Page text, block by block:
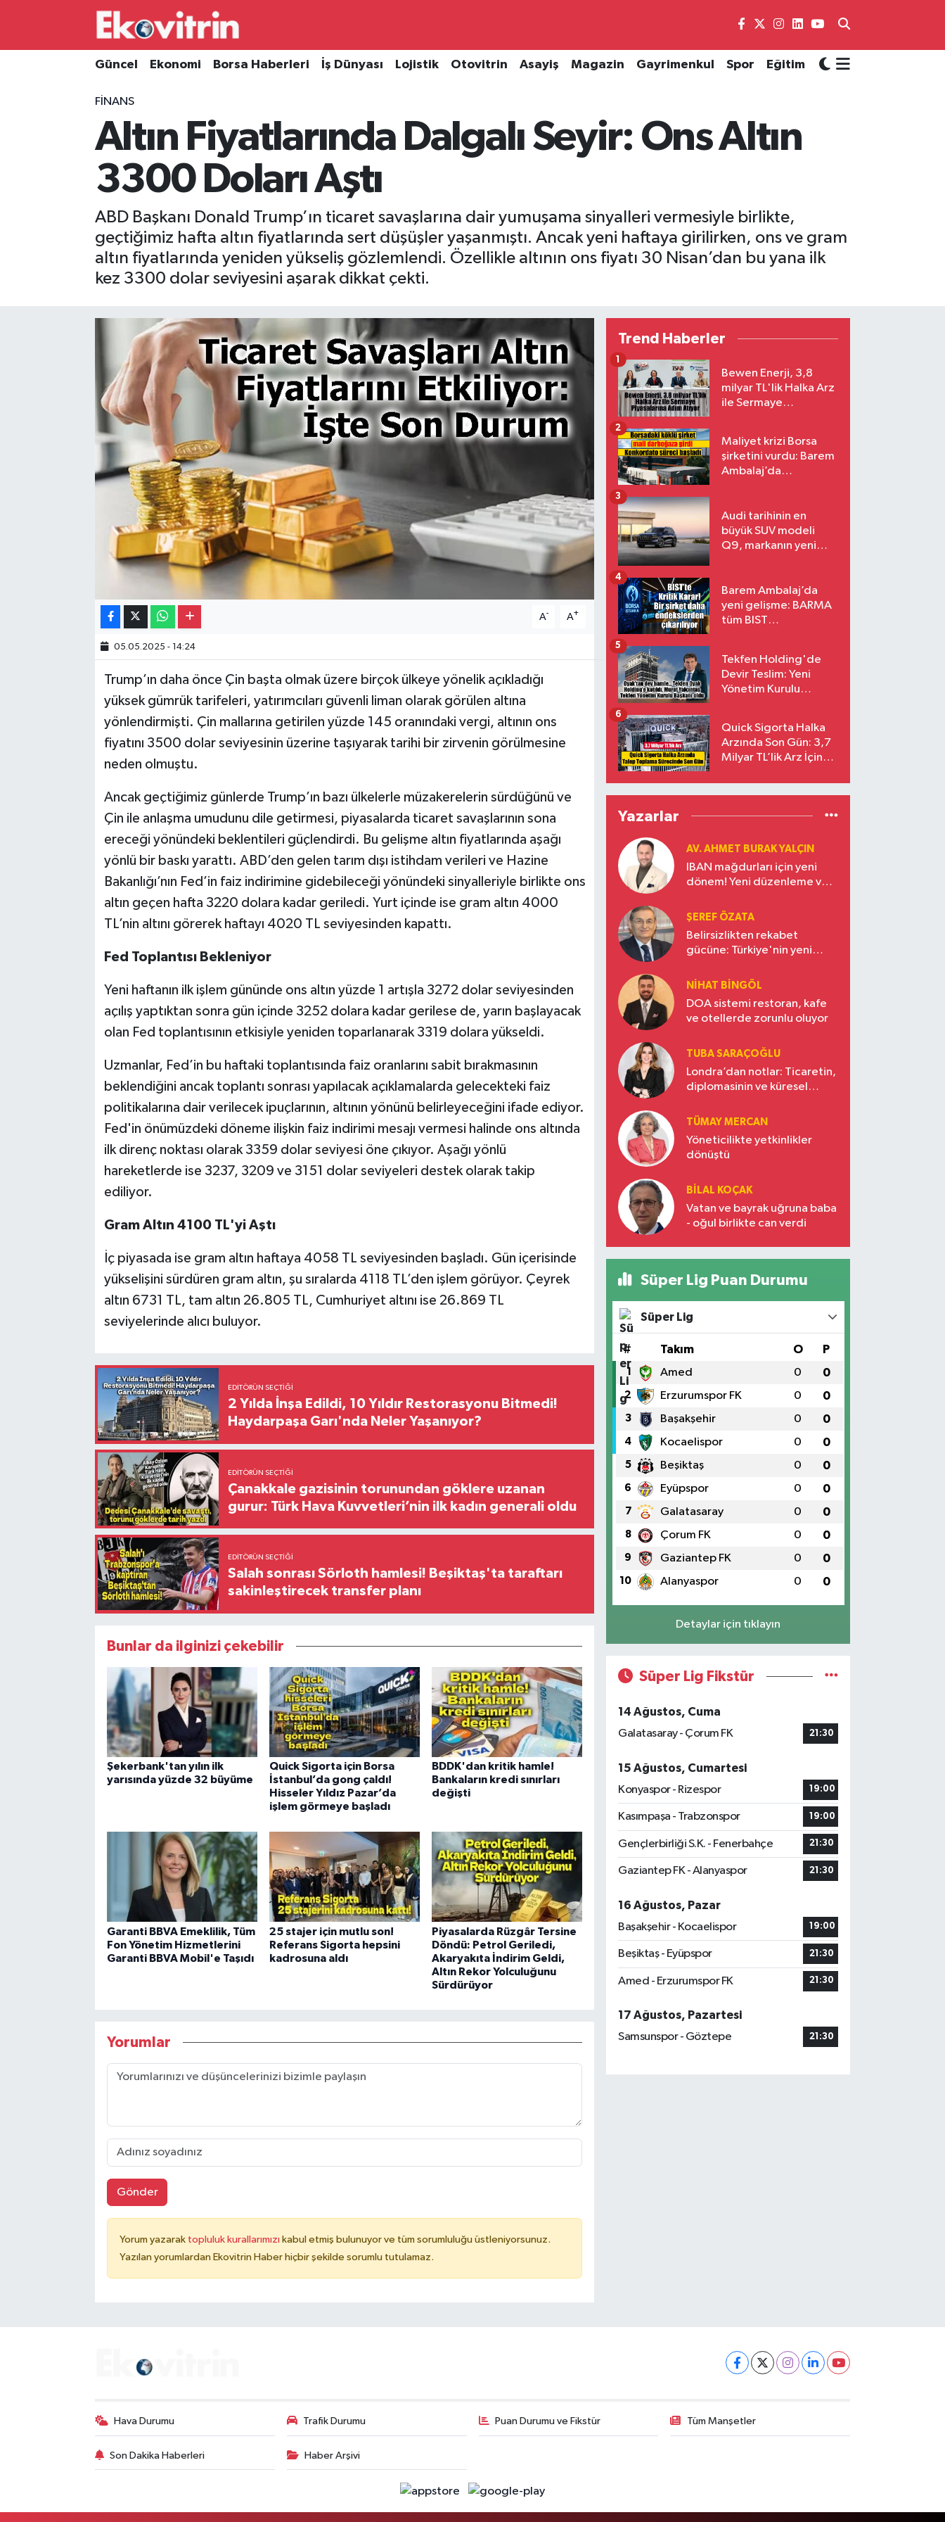
Güncel Ekonomi Borsa Haberleri İş Dünyası Lojistik Otovitrin Asayiş Magazin Gayrimenkul Spor Eğitim
FINANS
Altın Fiyatlarında Dalgalı Seyir: Ons Altın
3300 Doları Aştı
ABD Başkanı Donald Trump’ın ticaret savaşlarına dair yumuşama sinyalleri vermesiyle birlikte,
geçtiğimiz hafta altın fiyatlarında sert düşüşler yaşanmıştı. Ancak yeni haftaya girilirken, ons ve gram
altın fiyatlarında yeniden yükseliş gözlemlendi. Özellikle altının ons fiyatı 30 Nisan’dan bu yana ilk
kez 3300 dolar seviyesini aşarak dikkat çekti.
A- A+
05.05.2025 - 14:24
Trump’ın daha önce Çin başta olmak üzere birçok ülkeye yönelik açıkladığı
yüksek gümrük tarifeleri, yatırımcıları güvenli liman olarak görülen altına
yönlendirmişti. Çin mallarına getirilen yüzde 145 oranındaki vergi, altının ons
fiyatını 3500 dolar seviyesinin üzerine taşıyarak tarihi bir zirvenin görülmesine
neden olmuştu.
Ancak geçtiğimiz günlerde Trump’ın bazı ülkelerle müzakerelerin sürdüğünü ve
Çin ile anlaşma umudunu dile getirmesi, piyasalarda ticaret savaşlarının sona
ereceği yönündeki beklentileri güçlendirdi. Bu gelişme altın fiyatlarında aşağı
yönlü bir baskı yarattı. ABD’den gelen tarım dışı istihdam verileri ve Hazine
Bakanlığı’nın Fed’in faiz indirimine gidebileceği yönündeki sinyalleriyle birlikte ons
altın geçen hafta 3220 dolara kadar geriledi. Yurt içinde ise gram altın 4000
TL’nin altını görerek haftayı 4020 TL seviyesinden kapattı.
Fed Toplantısı Bekleniyor
Yeni haftanın ilk işlem gününde ons altın yüzde 1 artışla 3272 dolar seviyesinden
açılış yaptıktan sonra gün içinde 3252 dolara kadar gerilese de, yarın başlayacak
olan Fed toplantısının etkisiyle yeniden toparlanarak 3319 dolara yükseldi.
Uzmanlar, Fed’in bu haftaki toplantısında faiz oranlarını sabit bırakmasının
beklendiğini ancak toplantı sonrası yapılacak açıklamalarda gelecekteki faiz
politikalarına dair verilecek ipuçlarının, altının yönünü belirleyeceğini ifade ediyor.
Fed'in önümüzdeki döneme ilişkin faiz indirimi mesajı vermesi halinde ons altında
ilk direnç noktası olarak 3359 dolar seviyesi öne çıkıyor. Aşağı yönlü
hareketlerde ise 3237, 3209 ve 3151 dolar seviyeleri destek olarak takip
ediliyor.
Gram Altın 4100 TL'yi Aştı
İç piyasada ise gram altın haftaya 4058 TL seviyesinden başladı. Gün içerisinde
yükselişini sürdüren gram altın, şu sıralarda 4118 TL’den işlem görüyor. Çeyrek
altın 6731 TL, tam altın 26.805 TL, Cumhuriyet altını ise 26.869 TL
seviyelerinde alıcı buluyor.
EDITÖRÜN SEÇTIĞI
2 Yılda İnşa Edildi, 10 Yıldır Restorasyonu Bitmedi!
Haydarpaşa Garı'nda Neler Yaşanıyor?
EDITÖRÜN SEÇTIĞI
Çanakkale gazisinin torunundan göklere uzanan
gurur: Türk Hava Kuvvetleri’nin ilk kadın generali oldu
EDITÖRÜN SEÇTIĞI
Salah sonrası Sörloth hamlesi! Beşiktaş'ta taraftarı
sakinleştirecek transfer planı
Bunlar da ilginizi çekebilir
Şekerbank'tan yılın ilk
yarısında yüzde 32 büyüme
Quick Sigorta için Borsa
İstanbul’da gong çaldı!
Hisseler Yıldız Pazar’da
işlem görmeye başladı
BDDK'dan kritik hamle!
Bankaların kredi sınırları
değişti
Garanti BBVA Emeklilik, Tüm
Fon Yönetim Hizmetlerini
Garanti BBVA Mobil'e Taşıdı
25 stajer için mutlu son!
Referans Sigorta hepsini
kadrosuna aldı
Piyasalarda Rüzgâr Tersine
Döndü: Petrol Geriledi,
Akaryakıta İndirim Geldi,
Altın Rekor Yolculuğunu
Sürdürüyor
Yorumlar
Gönder
Yorum yazarak topluluk kurallarımızı kabul etmiş bulunuyor ve tüm sorumluluğu üstleniyorsunuz.
Yazılan yorumlardan Ekovitrin Haber hiçbir şekilde sorumlu tutulamaz.
Trend Haberler
Bewen Enerji, 3,8
milyar TL'lik Halka Arz
ile Sermaye
1
Maliyet krizi Borsa
şirketini vurdu: Barem
Ambalaj’da
2
Audi tarihinin en
büyük SUV modeli
Q9, markanın yeni
3
Barem Ambalaj’da
yeni gelişme: BARMA
tüm BIST
4
Tekfen Holding'de
Devir Teslim: Yeni
Yönetim Kurulu
5
Quick Sigorta Halka
Arzında Son Gün: 3,7
Milyar TL’lik Arz İçin
Eriyor
6
Yazarlar
AV. AHMET BURAK YALÇIN
IBAN mağdurları için yeni
dönem! Yeni düzenleme ve
ŞEREF ÖZATA
Belirsizlikten rekabet
gücüne: Türkiye'nin yeni
NIHAT BINGÖL
DOA sistemi restoran, kafe
ve otellerde zorunlu oluyor
TUBA SARAÇOĞLU
Londra’dan notlar: Ticaretin,
diplomasinin ve küresel
Türkiye’nin yükselen gücü
TÜMAY MERCAN
Yöneticilikte yetkinlikler
dönüştü
BILAL KOÇAK
Vatan ve bayrak uğruna baba
- oğul birlikte can verdi
Süper Lig Puan Durumu
Süper Lig
# Takım O P
1 Amed 0 0
2 Erzurumspor FK 0 0
3 Başakşehir 0 0
4 Kocaelispor 0 0
5 Beşiktaş 0 0
6 Eyüpspor 0 0
7 Galatasaray 0 0
8 Çorum FK 0 0
9 Gaziantep FK 0 0
10 Alanyaspor 0 0
Detaylar için tıklayın
Süper Lig Fikstür
14 Ağustos, Cuma
Galatasaray - Çorum FK
21:30
15 Ağustos, Cumartesi
Konyaspor - Rizespor
19:00
Kasımpaşa - Trabzonspor 19:00
Gençlerbirliği S.K. - Fenerbahçe 21:30
Gaziantep FK - Alanyaspor 21:30
16 Ağustos, Pazar
Başakşehir - Kocaelispor
19:00
Beşiktaş - Eyüpspor 21:30
Amed - Erzurumspor FK 21:30
17 Ağustos, Pazartesi
Samsunspor - Göztepe
21:30
Hava Durumu Trafik Durumu Puan Durumu ve Fikstür Tüm Manşetler
Son Dakika Haberleri Haber Arşivi
Güncel
Borsa Haberleri
Hava Durumu
Süper Lig Puan Durumu ve Fikstür
Tüm Manşetler
Son Dakika Haberleri
Haber Arşivi